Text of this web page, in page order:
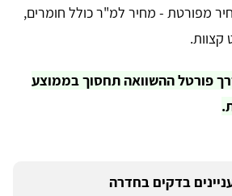
מפורטת - מחיר למ"ר כולל חומרים,
קצוות.
הצעות דרך פורטל ההשוואה תחסוך בממוצע
בדקים בחדרה